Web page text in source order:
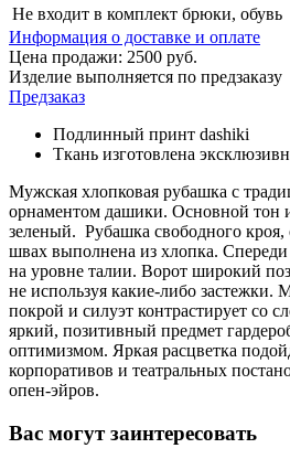
Не входит в комплект брюки, обувь
Информация о доставке и оплате
Цена продажи: 2500 руб.
Изделие выполняется по предзаказу
Предзаказ
Подлинный принт dashiki
Ткань изготовлена
Мужская хлопковая рубашка с
орнаментом дашики. Основной тон
зеленый. Рубашка свободного кроя,
швах выполнена из хлопка.
на уровне талии. Ворот широкий
не используя какие-либо застежки.
покрой и силуэт контрастирует со
яркий, позитивный предмет
оптимизмом. Яркая расцветка
корпоративов и театральных
опен-эйров.
Вас могут заинтересовать